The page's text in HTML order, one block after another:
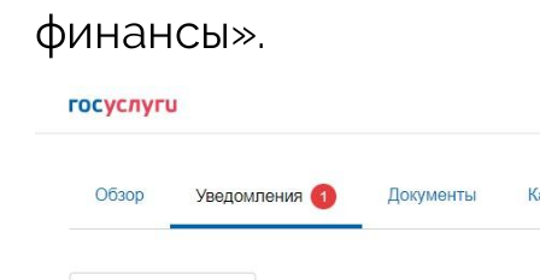
финансы».